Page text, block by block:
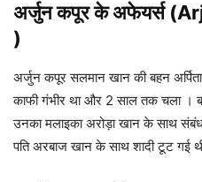
अर्जुन कपूर के अफेयर्स
)
अर्जुन कपूर सलमान खान की बहन
काफी गंभीर था और 2 साल तक चला ।
उनका मलाइका अरोड़ा खान के साथ
पति अरबाज खान के साथ शादी टूट गई